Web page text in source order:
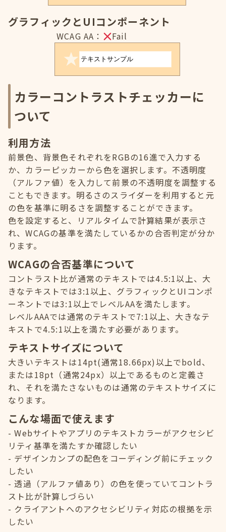
グラフィックとUIコンポーネント
WCAG AA： Fail
カラーコントラストチェッカーに
ついて
利用方法
前景色、背景色それぞれをRGBの16進で入力する
か、カラーピッカーから色を選択します。不透明度
（アルファ値）を入力して前景の不透明度を調整する
こともできます。明るさのスライダーを利用すると元
の色を基準に明るさを調整することができます。
色を設定すると、リアルタイムで計算結果が表示さ
れ、WCAGの基準を満たしているかの合否判定が分か
ります。
WCAGの合否基準について
コントラスト比が通常のテキストでは4.5:1以上、大
きなテキストでは3:1以上、グラフィックとUIコンポ
ーネントでは3:1以上でレベルAAを満たします。
レベルAAAでは通常のテキストで7:1以上、大きなテ
キストで4.5:1以上を満たす必要があります。
テキストサイズについて
大きいテキストは14pt(通常18.66px)以上でbold、
または18pt（通常24px）以上であるものと定義さ
れ、それを満たさないものは通常のテキストサイズに
なります。
こんな場面で使えます
Webサイトやアプリのテキストカラーがアクセシビ
リティ基準を満たすか確認したい
デザインカンプの配色をコーディング前にチェック
したい
透過（アルファ値あり）の色を使っていてコントラ
スト比が計算しづらい
クライアントへのアクセシビリティ対応の根拠を示
したい